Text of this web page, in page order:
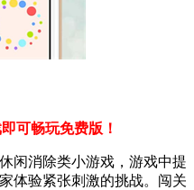
可畅玩免费版！
闲消除类小游戏，游戏中提
体验紧张刺激的挑战。闯关